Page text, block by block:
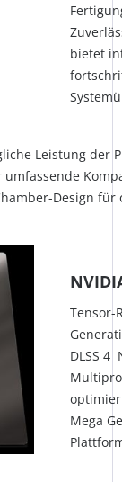
bietet
Leistung der
umfassende
Design
Tensor-
DLSS 4
Mega